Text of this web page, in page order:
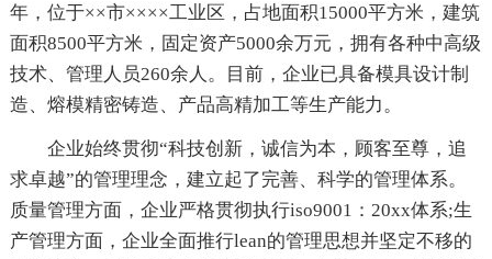
年，位于××市××××工业区，占地面积15000平方米，建筑
面积8500平方米，固定资产5000余万元，拥有各种中高级
技术、管理人员260余人。目前，企业已具备模具设计制
造、熔模精密铸造、产品高精加工等生产能力。
企业始终贯彻“科技创新，诚信为本，顾客至尊，追
求卓越”的管理理念，建立起了完善、科学的管理体系。
质量管理方面，企业严格贯彻执行iso9001：20xx体系;生
产管理方面，企业全面推行lean的管理思想并坚定不移的